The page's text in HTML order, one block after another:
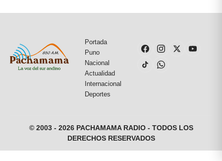
Portada
Puno
Nacional
Actualidad
Internacional
Deportes
© 2003 - 2026 PACHAMAMA RADIO - TODOS LOS
DERECHOS RESERVADOS